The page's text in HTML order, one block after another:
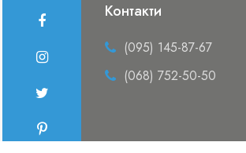
Контакти
(095) 145-87-67
(068) 752-50-50